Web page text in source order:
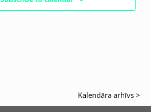
Kalendāra arhīvs >